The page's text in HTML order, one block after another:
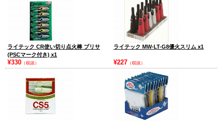
ライテック CR使い切り点火棒 ブリサ
(PSCマーク付き) x1
¥330 （税抜）
ライテック MW-LT-G8優火スリム x1
¥227 （税抜）